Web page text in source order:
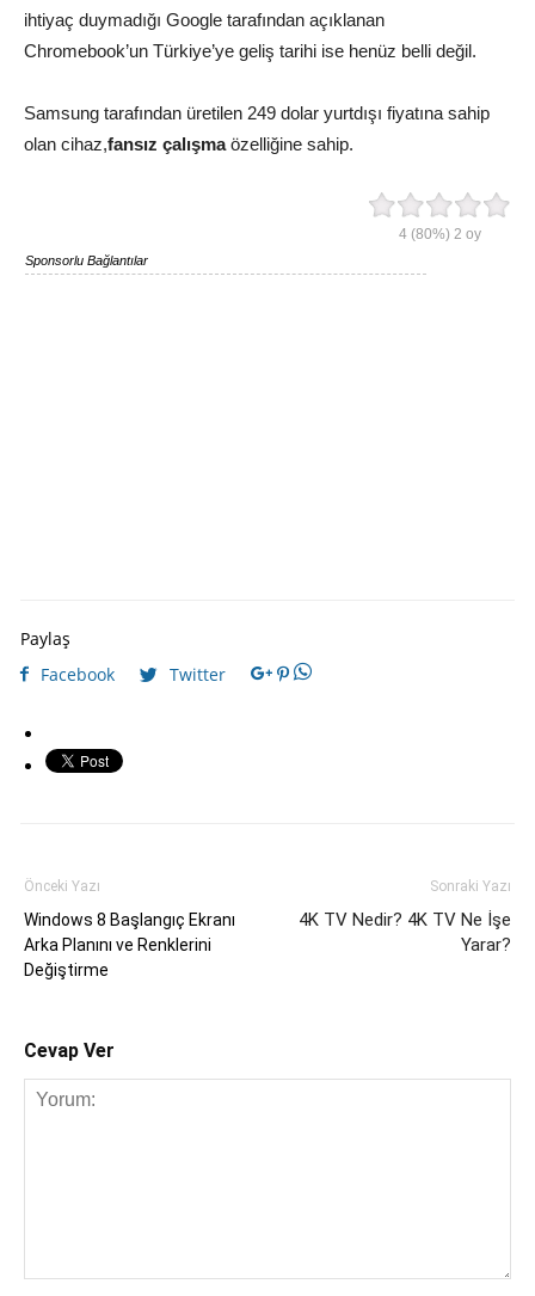
ihtiyaç duymadığı Google tarafından açıklanan
Chromebook’un Türkiye’ye geliş tarihi ise henüz belli değil.
Samsung tarafından üretilen 249 dolar yurtdışı fiyatına sahip
olan cihaz,fansız çalışmaözelliğine sahip.
4(80%) 2 oy
Sponsorlu Bağlantılar
Paylaş
Facebook
Twitter
Önceki Yazı
Windows 8 Başlangıç Ekranı
Arka Planını ve Renklerini
Değiştirme
Sonraki Yazı
4K TV Nedir? 4K TV Ne İşe
Yarar?
Cevap Ver